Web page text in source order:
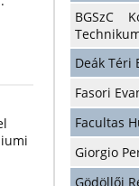
BGSzC
Deák Téri
Fasori
Facultas
Giorgio
Gödöllői